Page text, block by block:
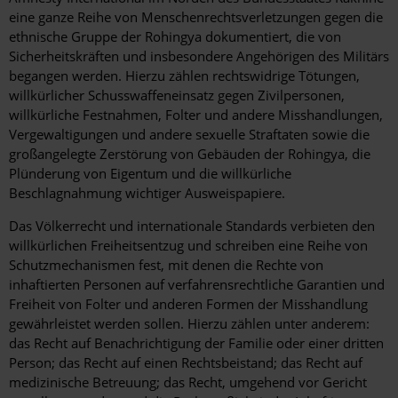
eine ganze Reihe von Menschenrechtsverletzungen gegen die
ethnische Gruppe der Rohingya dokumentiert, die von
Sicherheitskräften und insbesondere Angehörigen des Militärs
begangen werden. Hierzu zählen rechtswidrige Tötungen,
willkürlicher Schusswaffeneinsatz gegen Zivilpersonen,
willkürliche Festnahmen, Folter und andere Misshandlungen,
Vergewaltigungen und andere sexuelle Straftaten sowie die
großangelegte Zerstörung von Gebäuden der Rohingya, die
Plünderung von Eigentum und die willkürliche
Beschlagnahmung wichtiger Ausweispapiere.
Das Völkerrecht und internationale Standards verbieten den
willkürlichen Freiheitsentzug und schreiben eine Reihe von
Schutzmechanismen fest, mit denen die Rechte von
inhaftierten Personen auf verfahrensrechtliche Garantien und
Freiheit von Folter und anderen Formen der Misshandlung
gewährleistet werden sollen. Hierzu zählen unter anderem:
das Recht auf Benachrichtigung der Familie oder einer dritten
Person; das Recht auf einen Rechtsbeistand; das Recht auf
medizinische Betreuung; das Recht, umgehend vor Gericht